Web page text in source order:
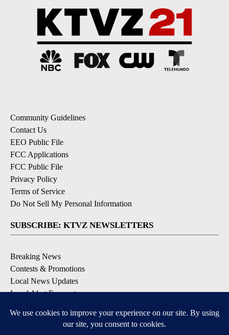
Community Guidelines
Contact Us
EEO Public File
FCC Applications
FCC Public File
Privacy Policy
Terms of Service
Do Not Sell My Personal Information
SUBSCRIBE: KTVZ NEWSLETTERS
Breaking News
Contests & Promotions
Local News Updates
Local Alert Forecast
DOWNLOAD: KTVZ APPS